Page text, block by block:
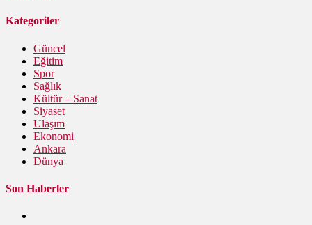
Kategoriler
Güncel
Eğitim
Spor
Sağlık
Kültür – Sanat
Siyaset
Ulaşım
Ekonomi
Ankara
Dünya
Son Haberler